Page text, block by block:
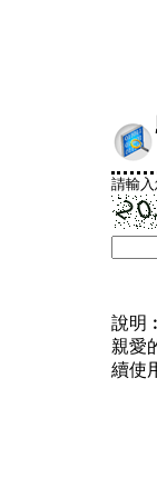
請輸
說明︰
親愛
續使